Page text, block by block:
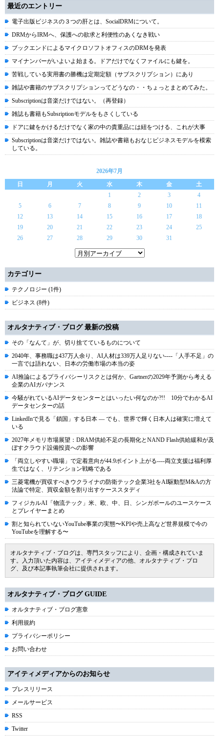
最近のエントリー
電子出版ビジネスの３つの肝とは、SocialDRMについて。
DRMからIRMへ、保護への欲求と利便性のあくなき戦い
ブックエンドによるマイクロソフトオフィスのDRMを発表
マイナンバーがいよいよ始まる。ドアだけでなくファイルにも鍵を。
苦戦している実用書の勝機は定期定額（サブスクリプション）にあり
雑誌や書籍のサブスクリプションってどうなの・・ちょっとまとめてみた。
Subscriptionは音楽だけではない。（再登録）
雑誌も書籍もSubsriptionモデルをもさくしている
ドアに鍵をかけるだけでなく家の中の貴重品には紐をつける、これが大事
Subscriptionは音楽だけではない。雑誌や書籍もおなじビジネスモデルを模索
している。
2026年7月
日
月 火 水 木 金
土
1
2 3
4
5
6 7 8 9 10
11
12
13 14 15 16 17
18
19
20 21 22 23 24
25
26
27 28 29 30 31
カテゴリー
テクノロジー (1件)
ビジネス (8件)
オルタナティブ・ブログ 最新の投稿
その「なんて」が、切り捨てているものについて
2040年、事務職は437万人余り、AI人材は339万人足りない----「人手不足」の
一言では語れない、日本の労働市場の本当の姿
AI推論によるプライバシーリスクとは何か、Gartnerの2029年予測から考える
企業のAIガバナンス
今騒がれているAIデータセンターとはいったい何なのか?!! 10分でわかるAI
データセンターの話
LinkedInで見る「鎖国」する日本 ― でも、世界で輝く日本人は確実に増えて
いる
2027年メモリ市場展望：DRAM供給不足の長期化とNAND Flash供給緩和が及
ぼすクラウド設備投資への影響
「両立しやすい職場」で定着意向が44.9ポイント上がる----両立支援は福利厚
生ではなく、リテンション戦略である
三菱電機が買収すべきウクライナの防衛テック企業3社をAI駆動型M&Aの方
法論で特定、買収金額を割り出すケーススタディ
フィジカルAI「物流テック」米、欧、中、日、シンガポールのユースケース
とプレイヤーまとめ
割と知られていないYouTube事業の実態〜KPIや売上高など世界規模で今の
YouTubeを理解する〜
オルタナティブ・ブログは、専門スタッフにより、企画・構成されていま
す。入力頂いた内容は、アイティメディアの他、オルタナティブ・ブロ
グ、及び本記事執筆会社に提供されます。
オルタナティブ・ブログ GUIDE
オルタナティブ・ブログ憲章
利用規約
プライバシーポリシー
お問い合わせ
アイティメディアからのお知らせ
プレスリリース
メールサービス
RSS
Twitter